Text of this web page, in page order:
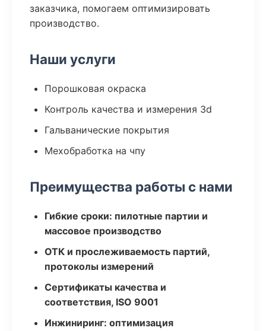
заказчика, помогаем оптимизировать
производство.
Наши услуги
Порошковая окраска
Контроль качества и измерения 3d
Гальванические покрытия
Мехобработка на чпу
Преимущества работы с нами
Гибкие сроки: пилотные партии и
массовое производство
ОТК и прослеживаемость партий,
протоколы измерений
Сертификаты качества и
соответствия, ISO 9001
Инжиниринг: оптимизация